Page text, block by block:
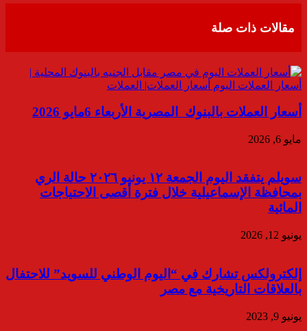
مقالات ذات صلة
أسعار العملات بالبنوك المصرية الأربعاء 6مايو 2026
مايو 6, 2026
سويلم يتفقد اليوم الجمعة ١٢ يونيو ٢٠٢٦ حالة الري
بمحافظة الإسماعيلية خلال فترة أقصى الاحتياجات
المائية
يونيو 12, 2026
إلكترولكس تشارك في “اليوم الوطني للسويد” للاحتفال
بالعلاقات التاريخية مع مصر
يونيو 9, 2023